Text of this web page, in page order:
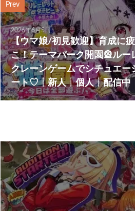
Prev
2026年6月5日
【ウマ娘/初見歓迎】育成に
こ！テーマパーク開園🎡ルー
クレーンゲームでシチュエー
ート♡┊︎新人┊︎個人┊︎配信中